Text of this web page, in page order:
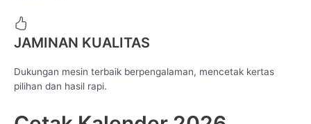
JAMINAN KUALITAS
Dukungan mesin terbaik berpengalaman, mencetak kertas
pilihan dan hasil rapi.